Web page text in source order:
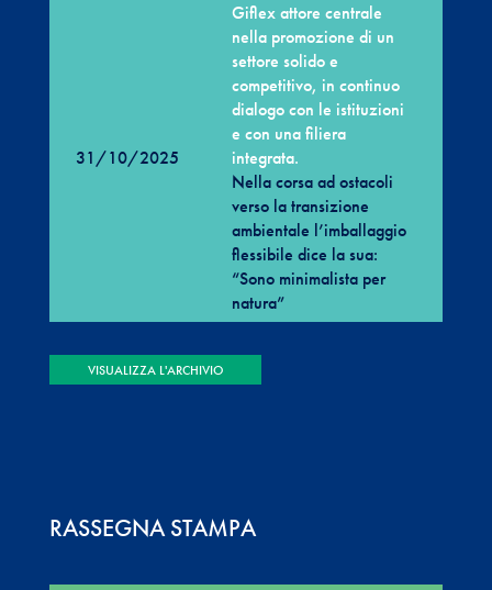
31/10/2025
Giflex attore centrale
nella promozione di un
settore solido e
competitivo, in continuo
dialogo con le istituzioni
e con una filiera
integrata.
Nella corsa ad ostacoli
verso la transizione
ambientale l’imballaggio
flessibile dice la sua:
“Sono minimalista per
natura”
VISUALIZZA L'ARCHIVIO
RASSEGNA STAMPA